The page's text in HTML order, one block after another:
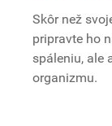
Skôr než
pripravte ho
spáleniu, ale
organizmu.